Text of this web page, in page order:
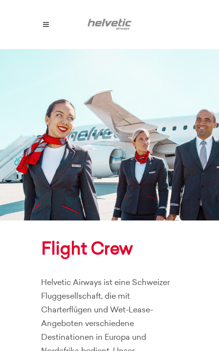
Flight Crew
Helvetic Airways ist eine Schweizer
Fluggesellschaft, die mit
Charterflügen und Wet-Lease-
Angeboten verschiedene
Destinationen in Europa und